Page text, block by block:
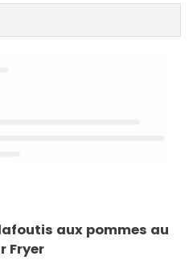
aux pommes au
Fryer